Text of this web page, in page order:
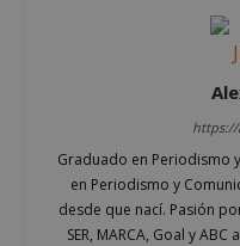
https://
Graduado en Periodismo
en Periodismo y
desde que nací. Pasión
SER, MARCA, Goal y